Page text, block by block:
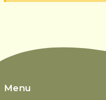
Menu